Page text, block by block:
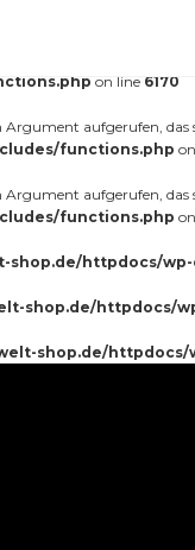
on line 6170
aufgerufen, das
functions.php
aufgerufen, das
functions.php
shop.de/httpdocs/
shop.de/httpdocs/
shop.de/